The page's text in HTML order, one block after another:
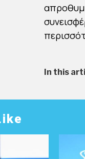
In this